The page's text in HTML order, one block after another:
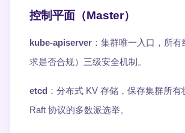
控制平面（Master）
kube-apiserver ：集群唯一入口，所
求是否合规）三级安全机制。
etcd ：分布式 KV 存储，保存集群所
Raft 协议的多数派选举。